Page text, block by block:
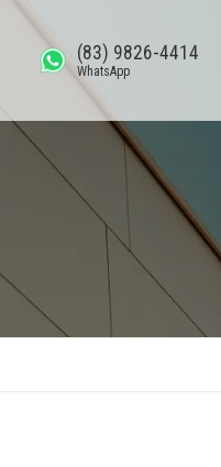
(83) 9826-4414
WhatsApp